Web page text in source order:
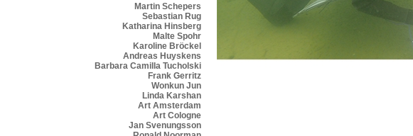
Martin Schepers
Sebastian Rug
Katharina Hinsberg
Malte Spohr
Karoline Bröckel
Andreas Huyskens
Barbara Camilla Tucholski
Frank Gerritz
Wonkun Jun
Linda Karshan
Art Amsterdam
Art Cologne
Jan Svenungsson